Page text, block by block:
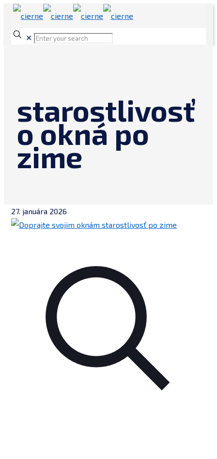
✕
starostlivosť
o okná po
zime
27. januára 2026